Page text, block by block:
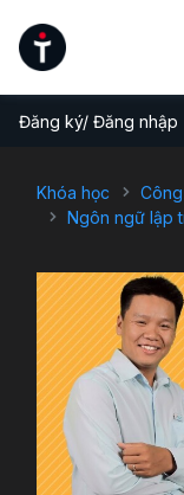
Đăng ký/ Đăng nhập
Khóa học
Ngôn ngữ lập